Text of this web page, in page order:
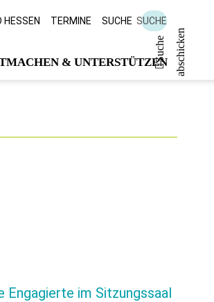
HESSEN TERMINE SUCHE SUCHE
S
u
c
h
e
a
b
s
c
h
i
c
k
e n
& UNTERSTÜTZEN
Engagierte im Sitzungssaal